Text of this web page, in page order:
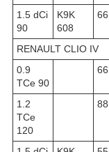
1.5 dCi
90
K9K
608
66
RENAULT CLIO IV
0.9
TCe 90
66
1.2
TCe
120
88